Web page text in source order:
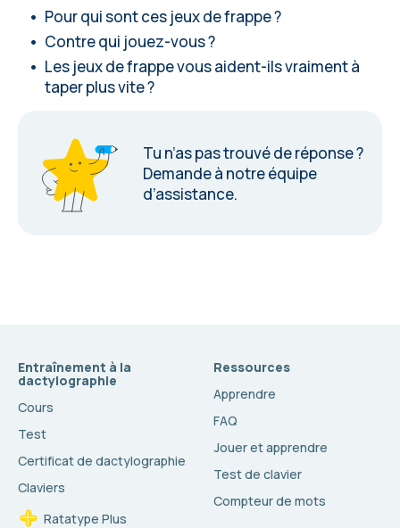
Pour qui sont ces jeux de frappe ?
Contre qui jouez-vous ?
Les jeux de frappe vous aident-ils vraiment à
taper plus vite ?
Tu n’as pas trouvé de réponse ?
Demande à notre équipe
d’assistance.
Entraînement à la
dactylographie
Cours
Test
Certificat de dactylographie
Claviers
Ratatype Plus
Ressources
Apprendre
FAQ
Jouer et apprendre
Test de clavier
Compteur de mots